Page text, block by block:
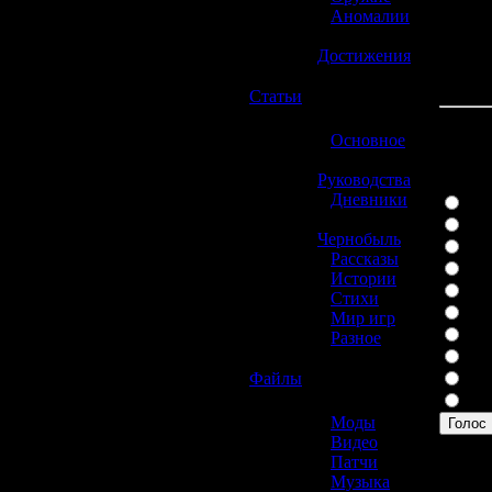
Аномалии
Достижения
Статьи
Основное
Руководства
Дневники
Чернобыль
Рассказы
Истории
Стихи
Мир игр
Разное
Файлы
Моды
Видео
Патчи
Музыка
Голос